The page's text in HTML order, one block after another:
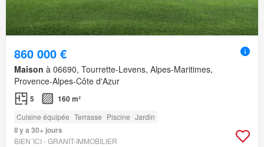
860 000 €
Maison à 06690, Tourrette-Levens, Alpes-Maritimes,
Provence-Alpes-Côte d'Azur
5 160 m²
Cuisine équipée Terrasse Piscine Jardin
Il y a 30+ jours
BIEN´ICI - GRANIT-IMMOBILIER